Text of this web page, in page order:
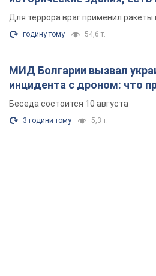
Фото и видео
Для террора враг применил ракеты
годину тому 54,6 т.
МИД Болгарии вызвал
инцидента с дроном: что
Беседа состоится 10 августа
3 години тому 5,3 т.